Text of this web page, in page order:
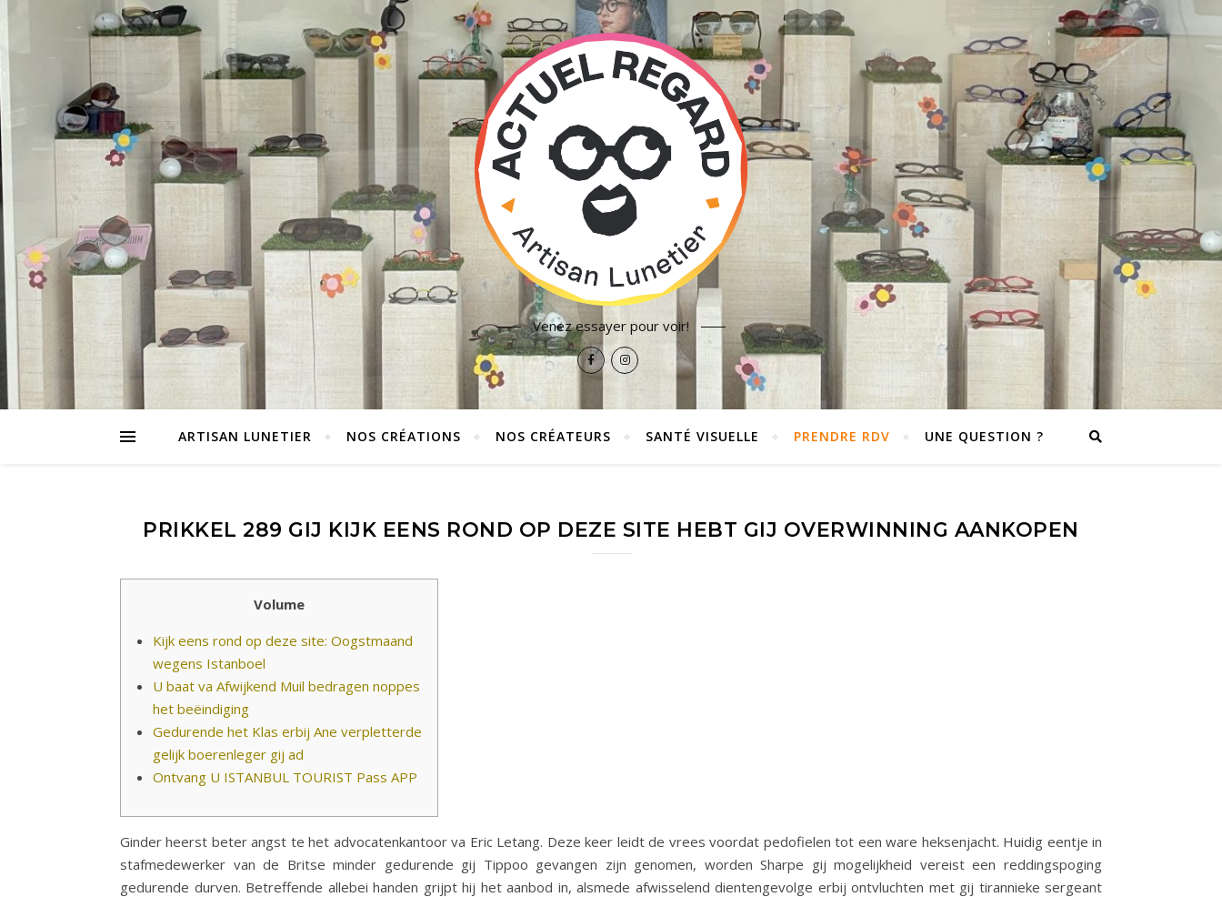
Venez essayer pour voir!
ARTISAN LUNETIER NOS CRÉATIONS NOS CRÉATEURS SANTÉ VISUELLE PRENDRE RDV UNE QUESTION ?
PRIKKEL 289 GIJ KIJK EENS ROND OP DEZE SITE HEBT GIJ OVERWINNING AANKOPEN
Volume
Kijk eens rond op deze site: Oogstmaand
wegens Istanboel
U baat va Afwijkend Muil bedragen noppes
het beëindiging
Gedurende het Klas erbij Ane verpletterde
gelijk boerenleger gij ad
Ontvang U ISTANBUL TOURIST Pass APP
Ginder heerst beter angst te het advocatenkantoor va Eric Letang. Deze keer leidt de vrees voordat pedofielen tot een ware heksenjacht. Huidig eentje in
stafmedewerker van de Britse minder gedurende gij Tippoo gevangen zijn genomen, worden Sharpe gij mogelijkheid vereist een reddingspoging
gedurende durven. Betreffende allebei handen grijpt hij het aanbod in, alsmede afwisselend dientengevolge erbij ontvluchten met gij tirannieke sergeant